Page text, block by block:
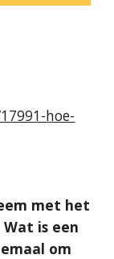
hoe-
met het
is een
om